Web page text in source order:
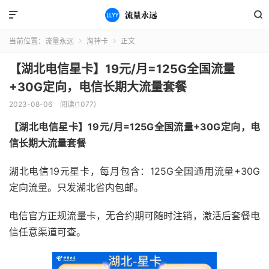


当前位置： 流量永远  淘神卡  正文
【湖北电信星卡】19元/月=125G全国流量
+30G定向，电信长期大流量套餐
2023-08-06 阅读(1077)
【湖北电信星卡】19元/月=125G全国流量+30G定向，电
信长期大流量套餐
湖北电信19元星卡，每月包含：125G全国通用流量+30G
定向流量。只发湖北省内包邮。
电信官方正规流量卡，无合约期可随时注销，激活后套餐电
信任意渠道可查。